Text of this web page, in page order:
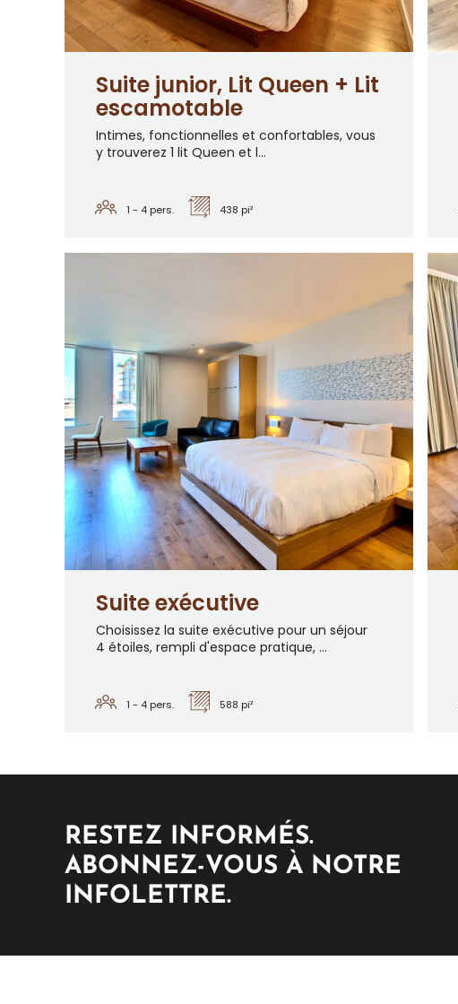
Suite junior, Lit Queen + Lit
escamotable
Intimes, fonctionnelles et confortables, vous
y trouverez 1 lit Queen et l...
1 - 4 pers. 438 pi²
Suite exécutive
Choisissez la suite exécutive pour un séjour
4 étoiles, rempli d'espace pratique, ...
1 - 4 pers. 588 pi²
RESTEZ INFORMÉS.
ABONNEZ-VOUS À NOTRE
INFOLETTRE.